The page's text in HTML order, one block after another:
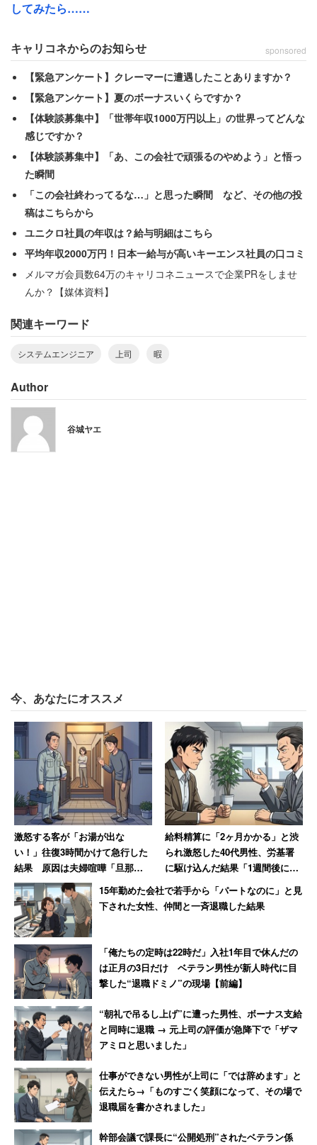
と綴った。
してみたら……
キャリコネからのお知らせ sponsored
【緊急アンケート】クレーマーに遭遇したことありますか？
【緊急アンケート】夏のボーナスいくらですか？
【体験談募集中】「世帯年収1000万円以上」の世界ってどんな
感じですか？
【体験談募集中】「あ、この会社で頑張るのやめよう」と悟っ
た瞬間
「この会社終わってるな…」と思った瞬間 など、その他の投
稿はこちらから
ユニクロ社員の年収は？給与明細はこちら
平均年収2000万円！日本一給与が高いキーエンス社員の口コミ
メルマガ会員数64万のキャリコネニュースで企業PRをしませ
んか？【媒体資料】
関連キーワード
システムエンジニア 上司 暇
Author
谷城ヤエ
今、あなたにオススメ
激怒する客が「お湯が出な
い！」往復3時間かけて急行した
結果 原因は夫婦喧嘩「旦那が
入浴中に奥さんがスイッチを切
っただけ」
給料精算に「2ヶ月かかる」と渋
られ激怒した40代男性、労基署
に駆け込んだ結果「1週間後に振
り込まれました」
15年勤めた会社で若手から「パートなのに」と見
下された女性、仲間と一斉退職した結果
「俺たちの定時は22時だ」入社1年目で休んだの
は正月の3日だけ ベテラン男性が新人時代に目
撃した“退職ドミノ”の現場【前編】
“朝礼で吊るし上げ”に遭った男性、ボーナス支給
と同時に退職 → 元上司の評価が急降下で「ザマ
アミロと思いました」
仕事ができない男性が上司に「では辞めます」と
伝えたら→「ものすごく笑顔になって、その場で
退職届を書かされました」
幹部会議で課長に“公開処刑”されたベテラン係